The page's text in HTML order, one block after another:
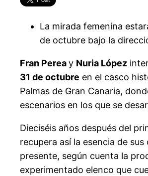
La mirada femenina
de octubre bajo la
Fran Pereay Nuria López
31 de octubre en el casco
Palmas de Gran Canaria,
escenarios en los que se
Dieciséis años después del
recupera así la esencia de
presente, según cuenta la
experimentado elenco que